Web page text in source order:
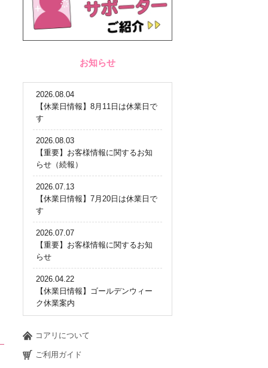
お知らせ
2026.08.04
【休業日情報】8月11日は休業日で
す
2026.08.03
【重要】お客様情報に関するお知
らせ（続報）
2026.07.13
【休業日情報】7月20日は休業日で
す
2026.07.07
【重要】お客様情報に関するお知
らせ
2026.04.22
【休業日情報】ゴールデンウィー
ク休業案内
コアリについて
ご利用ガイド